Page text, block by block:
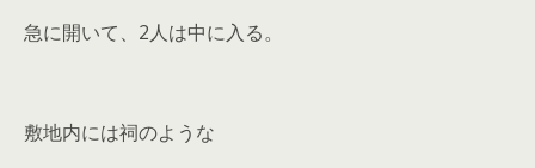
急に開いて、2人は中に入る。
敷地内には祠のような